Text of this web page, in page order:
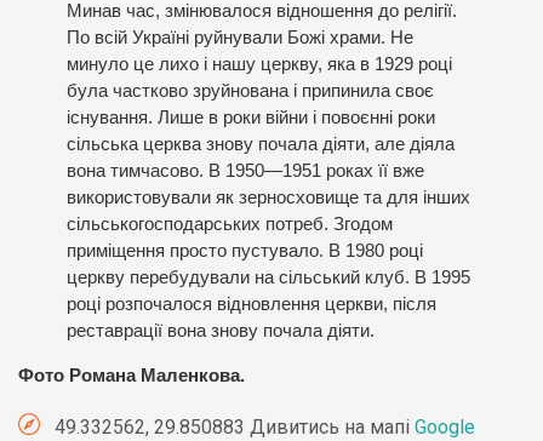
Минав час, змінювалося відношення до релігії.
По всій Україні руйнували Божі храми. Не
минуло це лихо і нашу церкву, яка в 1929 році
була частково зруйнована і припинила своє
існування. Лише в роки війни і повоєнні роки
сільська церква знову почала діяти, але діяла
вона тимчасово. В 1950—1951 роках її вже
використовували як зерносховище та для інших
сільськогосподарських потреб. Згодом
приміщення просто пустувало. В 1980 році
церкву перебудували на сільський клуб. В 1995
році розпочалося відновлення церкви, після
реставрації вона знову почала діяти.
Фото Романа Маленкова.
49.332562, 29.850883 Дивитись на мапі Google